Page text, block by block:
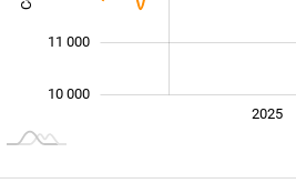
10 000
11 000
2025